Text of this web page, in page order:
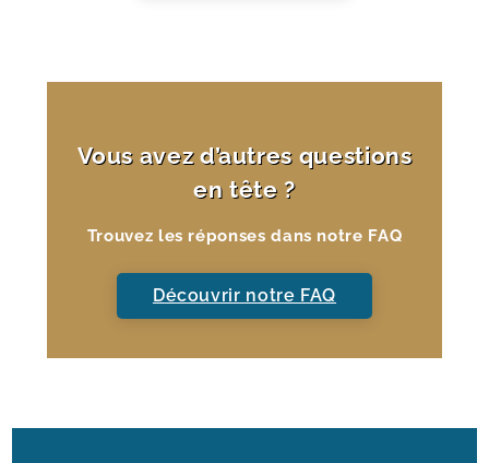
Vous avez d’autres questions
en tête ?
Trouvez les réponses dans notre FAQ
Découvrir notre FAQ